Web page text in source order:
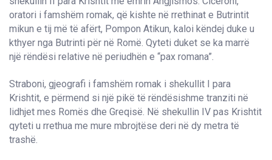
oratori i famshëm romak, që kishte në rrethinat e Butrintit
mikun e tij më të afërt, Pompon Atikun, kaloi këndej duke u
kthyer nga Butrinti për në Romë. Qyteti duket se ka marrë
një rëndësi relative në periudhën e “pax romana”.
Straboni, gjeografi i famshëm romak i shekullit I para
Krishtit, e përmend si një pikë të rëndësishme tranziti në
lidhjet mes Romës dhe Greqisë. Në shekullin IV pas Krishtit
qyteti u rrethua me mure mbrojtëse deri në dy metra të
trashë.